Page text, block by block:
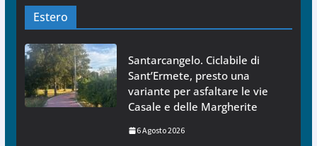
Estero
Santarcangelo. Ciclabile di
Sant’Ermete, presto una
variante per asfaltare le vie
Casale e delle Margherite
6 Agosto 2026